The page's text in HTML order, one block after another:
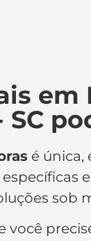
em
é única,
sob
você